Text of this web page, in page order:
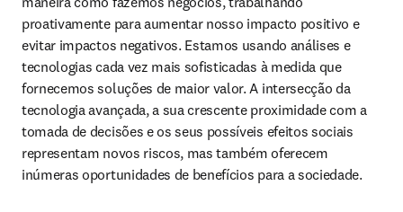
proativamente para aumentar nosso impacto positivo e
evitar impactos negativos. Estamos usando análises e
tecnologias cada vez mais sofisticadas à medida que
fornecemos soluções de maior valor. A intersecção da
tecnologia avançada, a sua crescente proximidade com a
tomada de decisões e os seus possíveis efeitos sociais
representam novos riscos, mas também oferecem
inúmeras oportunidades de benefícios para a sociedade.